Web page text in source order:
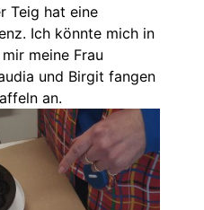
Teig hat eine
Ich könnte mich in
meine Frau
und Birgit fangen
an.